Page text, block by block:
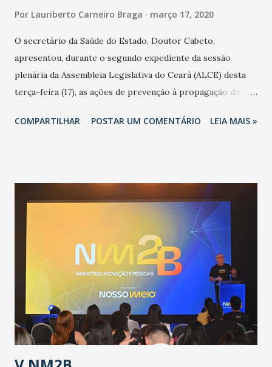
Por Lauriberto Carneiro Braga março 17, 2020
O secretário da Saúde do Estado, Doutor Cabeto,
apresentou, durante o segundo expediente da sessão
plenária da Assembleia Legislativa do Ceará (ALCE) desta
terça-feira (17), as ações de prevenção à propagação do
adotadas pelo Governo do Estado na contenção da
população suspeita e de cuidados com os ambientes
públicos e domiciliares. “Nós não estamos vivendo uma
epidemia comum, como temos em todos os anos, com
aumento de casos de dengue, influenza ou H1N1. Trata-se
de uma epidemia com um vírus diferente, com um poder de
contaminação maior que outros coronavírus”, apontou o
secretário. Segundo ele, é uma epidemia com chance de
contaminação alta, podendo gerar um grande risco à
população e ao sistema de saúde. “Precisamos saber fazer a
estratificação do risco da doença, para não so...
COMPARTILHAR POSTAR UM COMENTÁRIO LEIA MAIS »